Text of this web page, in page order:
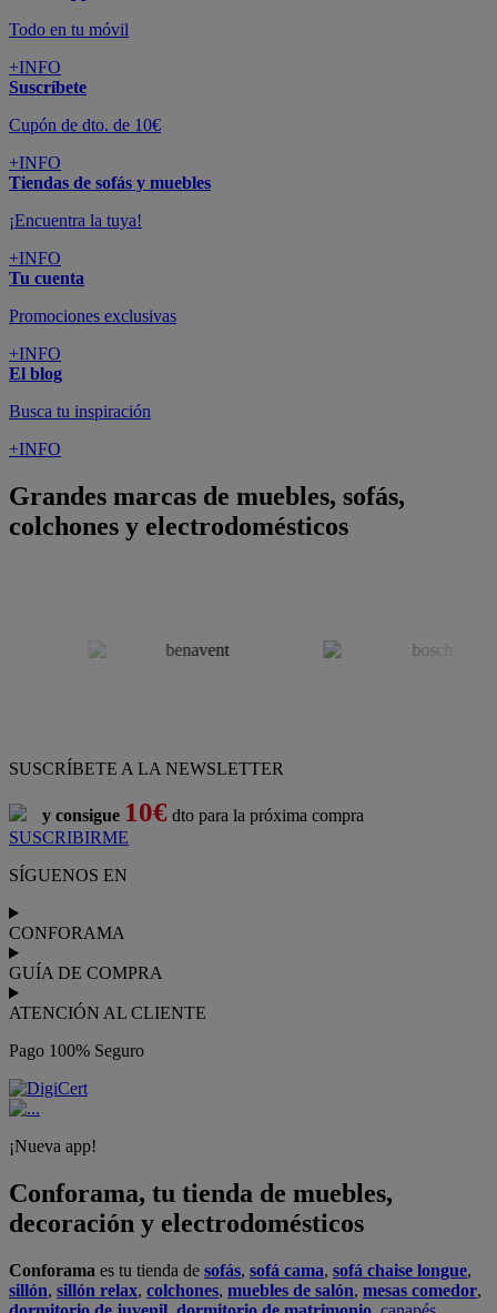
Todo en tu móvil
+INFO
Suscríbete
Cupón de dto. de 10€
+INFO
Tiendas de sofás y muebles
¡Encuentra la tuya!
+INFO
Tu cuenta
Promociones exclusivas
+INFO
El blog
Busca tu inspiración
+INFO
Grandes marcas de muebles, sofás,
colchones y electrodomésticos
SUSCRÍBETE A LA NEWSLETTER
y consigue 10€ dto para la próxima compra
SUSCRIBIRME
SÍGUENOS EN
CONFORAMA
GUÍA DE COMPRA
ATENCIÓN AL CLIENTE
Pago 100% Seguro
¡Nueva app!
Conforama, tu tienda de muebles,
decoración y electrodomésticos
Conforama es tu tienda de sofás, sofá cama, sofá chaise longue,
sillón, sillón relax, colchones, muebles de salón, mesas comedor,